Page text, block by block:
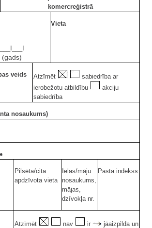
komercreģistrā
(gads)
Vieta
veids Atzīmēt
sabiedrība ar
ierobežotu atbildību
akciju
sabiedrība
nosaukums)
Pilsēta/cita
apdzīvota vieta
Ielas/māju
nosaukums,
mājas,
dzīvokļa nr.
Pasta indekss
Atzīmēt nav ir jāaizpilda un